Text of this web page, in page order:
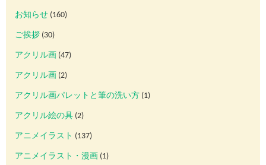
お知らせ (160)
ご挨拶 (30)
アクリル画 (47)
アクリル画 (2)
アクリル画パレットと筆の洗い方 (1)
アクリル絵の具 (2)
アニメイラスト (137)
アニメイラスト・漫画 (1)